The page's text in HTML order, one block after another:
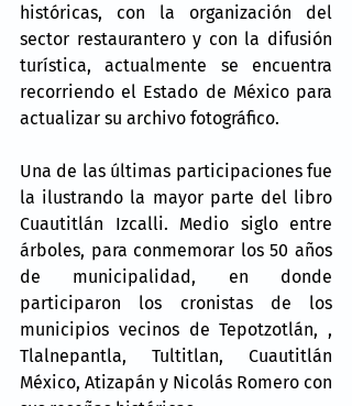
históricas, con la organización del
sector restaurantero y con la difusión
turística, actualmente se encuentra
recorriendo el Estado de México para
actualizar su archivo fotográfico.
Una de las últimas participaciones fue
la ilustrando la mayor parte del libro
Cuautitlán Izcalli. Medio siglo entre
árboles, para conmemorar los 50 años
de municipalidad, en donde
participaron los cronistas de los
municipios vecinos de Tepotzotlán, ,
Tlalnepantla, Tultitlan, Cuautitlán
México, Atizapán y Nicolás Romero con